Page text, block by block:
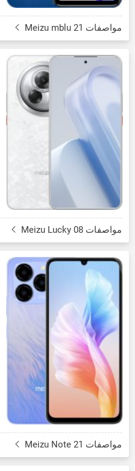
مواصفات Meizu mblu 21
مواصفات Meizu Lucky 08
مواصفات Meizu Note 21